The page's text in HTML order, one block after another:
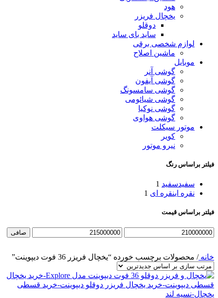
هود
یخچال فریزر
دوقلو
ساید بای ساید
لوازم شخصی برقی
ماشین اصلاح
موبایل
گوشی آنر
گوشی آیفون
گوشی سامسونگ
گوشی شیائومی
گوشی نوکیا
گوشی هواوی
موتور سیکلت
کویر
نیرو موتور
فیلتر براساس رنگ
سفیدسفید 1
نقره اینقره ای 1
فیلتر براساس قیمت
حداقل
حداكثر
صافی
خانه/ محصولات برچسب خورده “یخچال فریزر 36 فوت دیپوینت”